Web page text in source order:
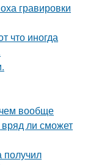
гравировки
что иногда
вообще
ли сможет
получил